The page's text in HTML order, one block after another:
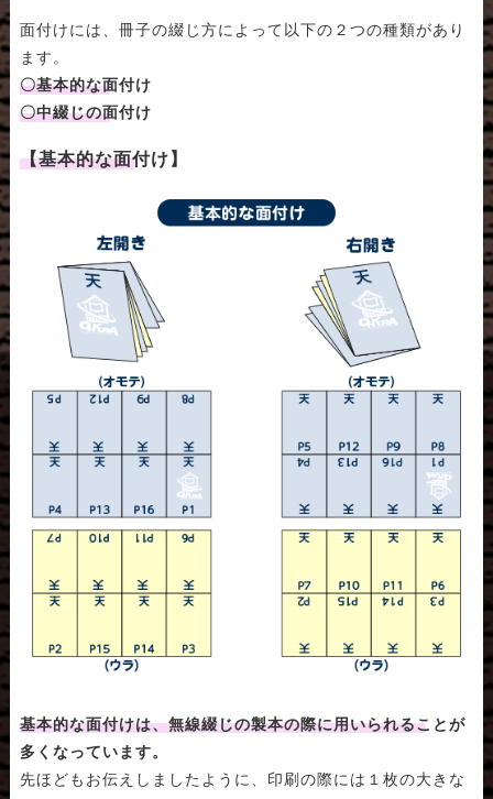
面付けには、冊子の綴じ方によって以下の２つの種類があり
ます。
〇基本的な面付け
〇中綴じの面付け
【基本的な面付け】
基本的な面付けは、無線綴じの製本の際に用いられることが
多くなっています。
先ほどもお伝えしましたように、印刷の際には１枚の大きな